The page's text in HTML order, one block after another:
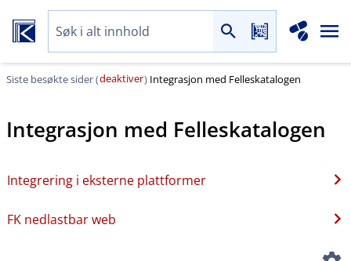
Siste besøkte sider (deaktiver) Integrasjon med Felleskatalogen
Integrasjon med Felleskatalogen
Integrering i eksterne plattformer
FK nedlastbar web